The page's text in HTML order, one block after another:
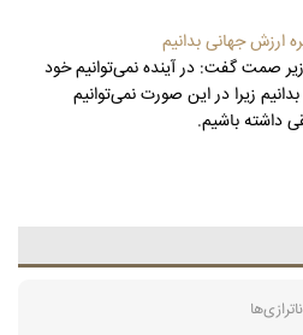
ارزش جهانی بدانیم
صمت گفت: در آینده نمی‌توانیم خود
زیرا در این صورت نمی‌توانیم
داشته باشیم.